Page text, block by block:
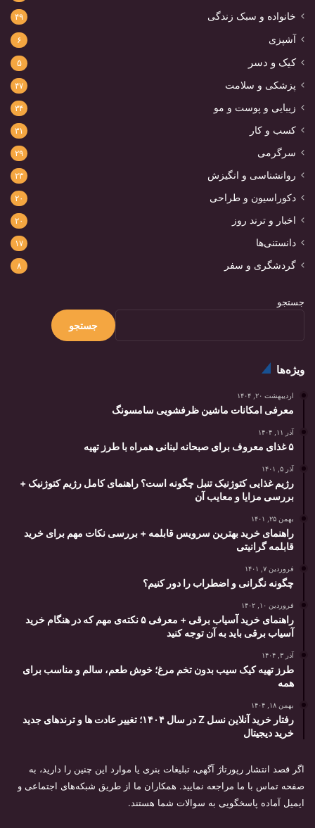
خانواده و سبک زندگی ۴۹
آشپزی ۶
کیک و دسر ۵
پزشکی و سلامت ۴۷
زیبایی و پوست و مو ۳۴
کسب و کار ۳۱
سرگرمی ۲۹
روانشناسی و انگیزش ۲۳
دکوراسیون و طراحی ۲۰
اخبار و ترند روز ۲۰
دانستنی‌ها ۱۷
گردشگری و سفر ۸
جستجو
جستجو
ویژه‌ها
اردیبهشت ۲۰, ۱۴۰۴
معرفی امکانات ماشین ظرفشویی سامسونگ
آذر ۱۱, ۱۴۰۴
۵ غذای معروف برای صبحانه لبنانی همراه با طرز تهیه
آذر ۵, ۱۴۰۱
رژیم غذایی کتوژنیک تنبل چگونه است؟ راهنمای کامل رژیم کتوژنیک +
بررسی مزایا و معایب آن
بهمن ۲۵, ۱۴۰۱
راهنمای خرید بهترین سرویس قابلمه + بررسی نکات مهم برای خرید
قابلمه گرانیتی
فروردین ۷, ۱۴۰۱
چگونه نگرانی و اضطراب را دور کنیم؟
فروردین ۱۰, ۱۴۰۲
راهنمای خرید آسیاب برقی + معرفی ۵ نکته‌ی مهم که در هنگام خرید
آسیاب برقی باید به آن توجه کنید
آذر ۳, ۱۴۰۴
طرز تهیه کیک سیب بدون تخم مرغ؛ خوش طعم، سالم و مناسب برای
همه
بهمن ۱۸, ۱۴۰۴
رفتار خرید آنلاین نسل Z در سال ۱۴۰۴؛ تغییر عادت ها و ترندهای جدید
خرید دیجیتال
اگر قصد انتشار رپورتاژ آگهی، تبلیغات بنری یا موارد این چنین را دارید، به
صفحه تماس با ما مراجعه نمایید. همکاران ما از طریق شبکه‌های اجتماعی و
ایمیل آماده پاسخگویی به سوالات شما هستند.